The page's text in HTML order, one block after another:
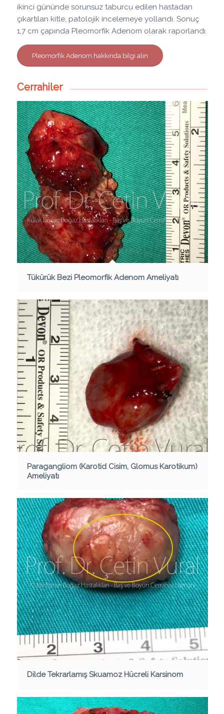
ikinci gününde sorunsuz taburcu edilen hastadan
çıkartılan kitle, patolojik incelemeye yollandı. Sonuç
1,7 cm çapında Pleomorfik Adenom olarak raporlandı.
Pleomorfik Adenom hakkında bilgi alın
Cerrahiler
Tükürük Bezi Pleomorfik Adenom Ameliyatı
Paragangliom (Karotid Cisim, Glomus Karotikum)
Ameliyatı
Dilde Tekrarlamış Skuamoz Hücreli Karsinom